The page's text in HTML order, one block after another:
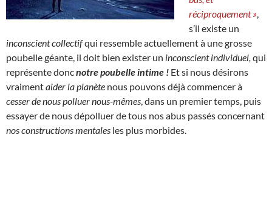
réciproquement »
s’il existe un
inconscient collectifqui ressemble actuellement à une grosse
poubelle géante, il doit bien exister un inconscient individuel, qui
représente doncnotre poubelle intime ! Et si nous désirons
vraimentaider la planète nous pouvons déjà commencer à
cesser de nous polluer nous-mêmes , dans un premier temps, puis
essayer de nous dépolluer de tous nos abus passés concernant
nos constructions mentales les plus morbides.